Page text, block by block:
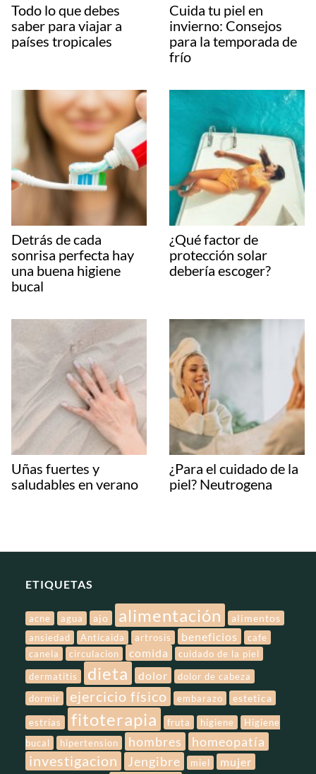
Todo lo que debes
saber para viajar a
países tropicales
Cuida tu piel en
invierno: Consejos
para la temporada de
frío
Detrás de cada
sonrisa perfecta hay
una buena higiene
bucal
¿Qué factor de
protección solar
debería escoger?
Uñas fuertes y
saludables en verano
¿Para el cuidado de la
piel? Neutrogena
ETIQUETAS
acne agua ajo alimentación alimentos
ansiedad Anticaida artrosis beneficios
cafe
canela
circulacion comida
cuidado de la piel
dermatitis
dieta dolor
dolor de cabeza
dormir
ejercicio físico embarazo estetica
estrías fitoterapia fruta higiene
Higiene
bucal
hipertension hombres homeopatía
investigacion Jengibre miel mujer